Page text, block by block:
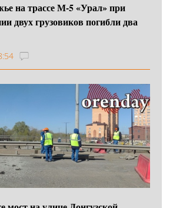
на трассе М-5 «Урал» при
двух грузовиков погибли два